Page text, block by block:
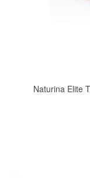
Naturina Elite